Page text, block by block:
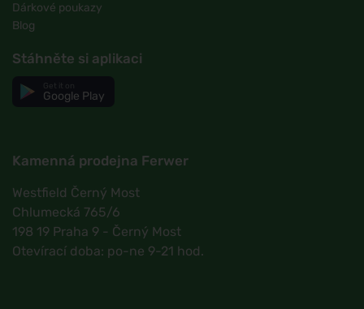
Dárkové poukazy
Blog
Stáhněte si aplikaci
Google Play
Kamenná prodejna Ferwer
Westfield Černý Most
Chlumecká 765/6
198 19 Praha 9 - Černý Most
Otevírací doba: po-ne 9-21 hod.